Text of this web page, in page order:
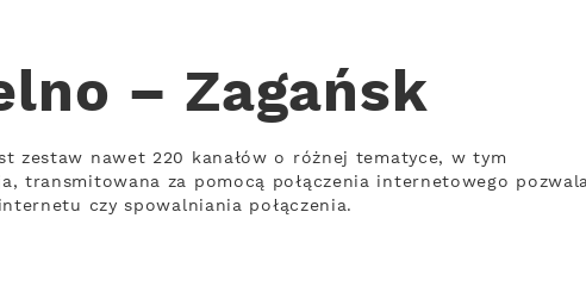
– Zagańsk
zestaw nawet 220 kanałów o różnej tematyce, w tym
transmitowana za pomocą połączenia internetowego
czy spowalniania połączenia.